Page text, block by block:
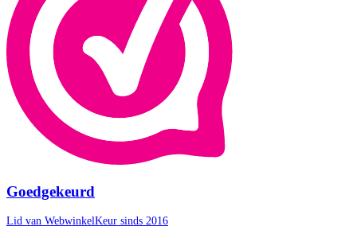
Goedgekeurd
Lid van WebwinkelKeur sinds 2016